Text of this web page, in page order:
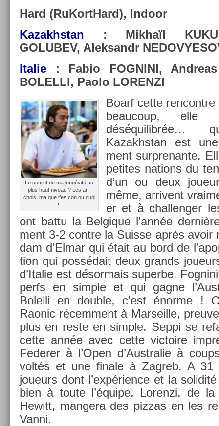
Hard (RuKortHard), In­door
Kazakhstan
: Mikhaïl
GOLUBEV, Al­ek­sandr
Italie : Fabio FOG­NINI,
BOLEL­LI, Paolo LOREN­ZI
Le sec­ret de ma longévité au
plus haut niveau ? Les an­
chois, ma que t’es con ou quoi
!!
Boarf cette re­ncontre
be­aucoup,
Kazakhstan est
ment sur­prenan­te.
petites na­tions du
d’un ou deux
même, ar­rivent
er et à chal­leng­er
ont battu la Be­lgique l’année
ment 3-2 con­tre la Suis­se après avoir
dam d’Elmar qui était au bord de
tion qui possédait deux grands
d’Italie est désor­mais super­be.
perfs en sim­ple et qui gagne
Bolel­li en doub­le, c’est énorme !
Raonic récem­ment à Mar­seil­le,
plus en reste en sim­ple. Seppi se
cette année avec cette vic­toire
Feder­er à l’Open d’Australie à
voltés et une fin­ale à Zag­reb. A
joueurs dont l’expéri­ence et la
bien à toute l’équipe. Loren­zi, de
Hewitt, man­gera des piz­zas en les
Vanni.